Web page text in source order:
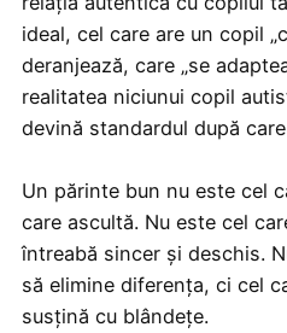
ideal, cel care are un copil
deranjează, care „se
realitatea niciunui copil
devină standardul după
Un părinte bun nu este cel
care ascultă. Nu este cel
întreabă sincer și deschis.
să elimine diferența, ci cel
susțină cu blândețe.